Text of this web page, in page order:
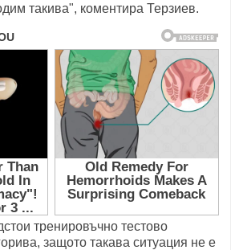
такива", коментира Терзиев.
тренировъчно тестово
защото такава ситуация не е